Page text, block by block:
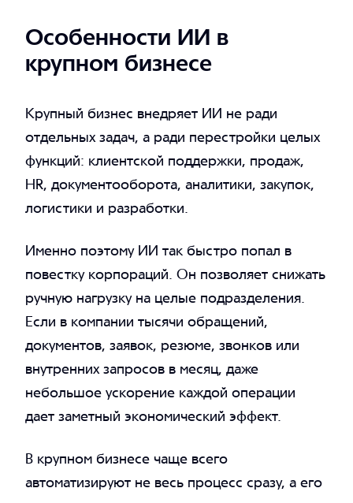
Особенности ИИ в
крупном бизнесе
Крупный бизнес внедряет ИИ не ради
отдельных задач, а ради перестройки целых
функций: клиентской поддержки, продаж,
HR, документооборота, аналитики, закупок,
логистики и разработки.
Именно поэтому ИИ так быстро попал в
повестку корпораций. Он позволяет снижать
ручную нагрузку на целые подразделения.
Если в компании тысячи обращений,
документов, заявок, резюме, звонков или
внутренних запросов в месяц, даже
небольшое ускорение каждой операции
дает заметный экономический эффект.
В крупном бизнесе чаще всего
автоматизируют не весь процесс сразу, а его